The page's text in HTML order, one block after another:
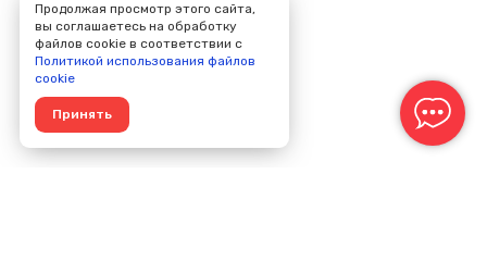
Продолжая просмотр этого сайта,
вы соглашаетесь на обработку
файлов cookie в соответствии с
Политикой использования файлов
cookie
Принять